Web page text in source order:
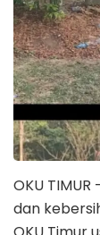
OKU
dan